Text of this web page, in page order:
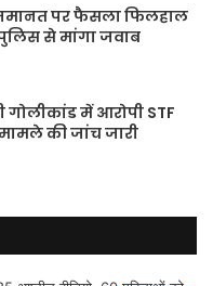
पर फैसला फिलहाल
से मांगा जवाब
गोलीकांड में आरोपी STF
की जांच जारी